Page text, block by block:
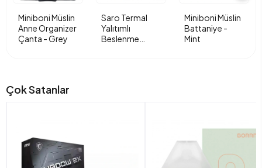
Miniboni Müslin
Anne Organizer
Çanta - Grey
Saro Termal
Yalıtımlı
Beslenme
Miniboni Müslin
Battaniye -
Mint
Çok Satanlar